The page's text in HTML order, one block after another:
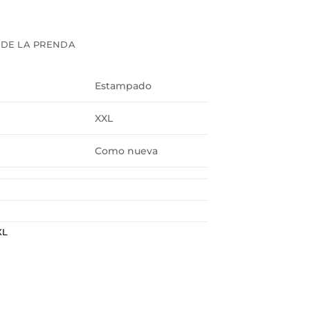
LA PRENDA
Estampado
XXL
Como nueva